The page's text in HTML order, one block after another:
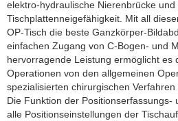
elektro-hydraulische Nierenbrücke
Tischplattenneigefähigkeit. Mit all
OP-Tisch die beste Ganzkörper-
einfachen Zugang von C-Bogen- und
hervorragende Leistung ermöglicht es
Operationen von den allgemeinen
spezialisierten chirurgischen
Die Funktion der Positionserfassungs-
alle Positionseinstellungen der